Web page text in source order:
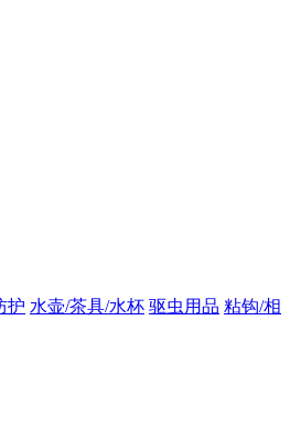
护 水壶/茶具/水杯 驱虫用品 粘钩/相